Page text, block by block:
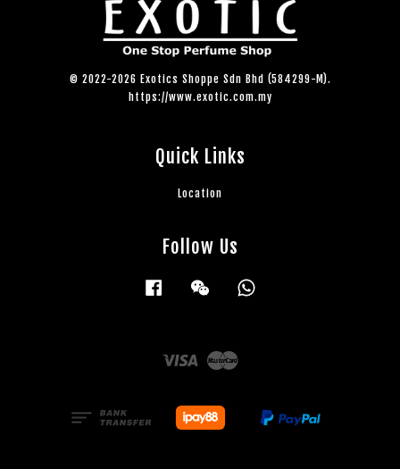
© 2022-2026 Exotics Shoppe Sdn Bhd (584299-M).
https://www.exotic.com.my
Quick Links
Location
Follow Us
Facebook Wechat
Visa